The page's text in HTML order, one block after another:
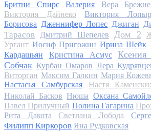
Бритни Спирс
Валерия Вера
Виктория Дайнеко Виктория
Борисова Дженнифер Лопес Джиган
Тарасов
Дмитрий Шепелев Дом 2
Ургант Иосиф Пригожин Ирина Шейк
Кардашьян
Кристина Асмус Ксения
Собчак Курбан Омаров Лера
Виторган Максим Галкин Мария
Настасья Самбурская
Настя
Николай Басков Нюша Оксана
Павел Прилучный Полина Гагарина
Рита Дакота
Светлана Лобода
Филипп Киркоров Яна Рудковская